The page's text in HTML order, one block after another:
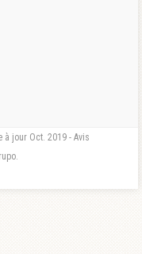
jour Oct. 2019 - Avis